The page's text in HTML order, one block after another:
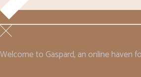
Welcome to Gaspard, an online haven